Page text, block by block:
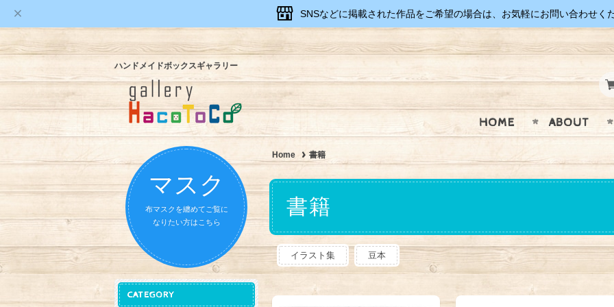
SNSなどに掲載された作品をご希望の場合は、お気軽にお問い合わせく
ハンドメイドボックスギャラリー
HOME ABOUT
Home 書籍
書籍
イラスト集 豆本
マスク
布マスクを纏めてご覧に
なりたい方はこちら
CATEGORY